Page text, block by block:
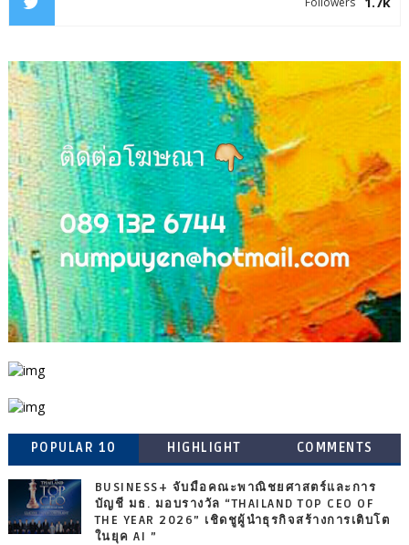
POPULAR 10 HIGHLIGHT COMMENTS
BUSINESS+ จับมือคณะพาณิชยศาสตร์และการ
บัญชี มธ. มอบรางวัล “THAILAND TOP CEO OF
THE YEAR 2026” เชิดชูผู้นำธุรกิจสร้างการเติบโต
ในยุค AI ”